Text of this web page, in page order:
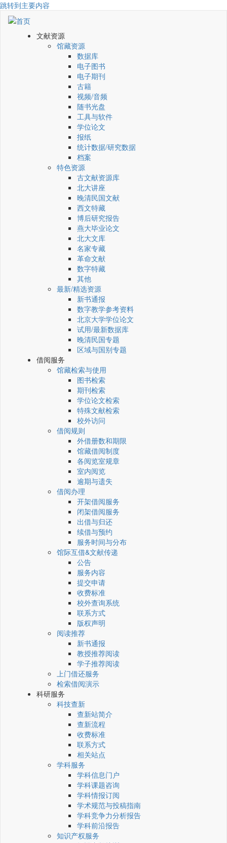
跳转到主要内容
文献资源
馆藏资源
数据库
电子图书
电子期刊
古籍
视频/音频
随书光盘
工具与软件
学位论文
报纸
统计数据/研究数据
档案
特色资源
古文献资源库
北大讲座
晚清民国文献
西文特藏
博后研究报告
燕大毕业论文
北大文库
名家专藏
革命文献
数字特藏
其他
最新/精选资源
新书通报
数字教学参考资料
北京大学学位论文
试用/最新数据库
晚清民国专题
区域与国别专题
借阅服务
馆藏检索与使用
图书检索
期刊检索
学位论文检索
特殊文献检索
校外访问
借阅规则
外借册数和期限
馆藏借阅制度
各阅览室规章
室内阅览
逾期与遗失
借阅办理
开架借阅服务
闭架借阅服务
出借与归还
续借与预约
服务时间与分布
馆际互借&文献传递
公告
服务内容
提交申请
收费标准
校外查询系统
联系方式
版权声明
阅读推荐
新书通报
教授推荐阅读
学子推荐阅读
上门借还服务
检索借阅演示
科研服务
科技查新
查新站简介
查新流程
收费标准
联系方式
相关站点
学科服务
学科信息门户
学科课题咨询
学科情报订阅
学术规范与投稿指南
学科竞争力分析报告
学科前沿报告
知识产权服务